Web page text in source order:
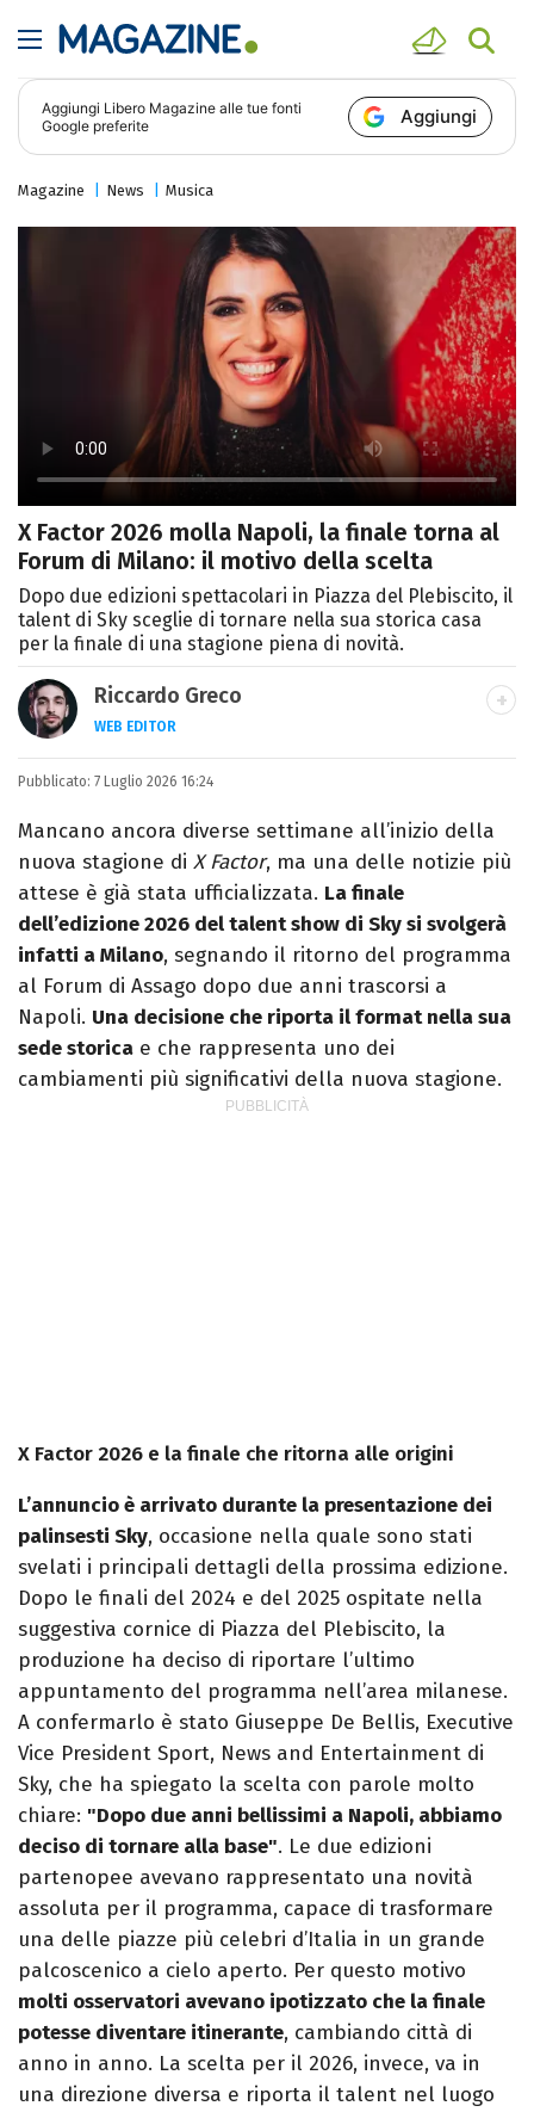
Aggiungi Libero Magazine alle tue fonti
Google preferite
Aggiungi
Magazine News Musica
X Factor 2026 molla Napoli, la finale torna al
Forum di Milano: il motivo della scelta
Dopo due edizioni spettacolari in Piazza del Plebiscito, il
talent di Sky sceglie di tornare nella sua storica casa
per la finale di una stagione piena di novità.
Riccardo Greco
WEB EDITOR
LINKEDIN
Si avvicina all'editoria studiando all'IED
come Fashion Editor. Si specializza poi in
Comunicazione digitale, Giornalismo e
Nuovi media presso La Sapienza,
collaborando con alcune testate ed uffici
stampa.
Pubblicato: 7 Luglio 2026 16:24
Mancano ancora diverse settimane all’inizio della
nuova stagione di X Factor, ma una delle notizie più
attese è già stata ufficializzata. La finale
dell’edizione 2026 del talent show di Sky si svolgerà
infatti a Milano, segnando il ritorno del programma
al Forum di Assago dopo due anni trascorsi a
Napoli. Una decisione che riporta il format nella sua
sede storica e che rappresenta uno dei
cambiamenti più significativi della nuova stagione.
X Factor 2026 e la finale che ritorna alle origini
L’annuncio è arrivato durante la presentazione dei
palinsesti Sky, occasione nella quale sono stati
svelati i principali dettagli della prossima edizione.
Dopo le finali del 2024 e del 2025 ospitate nella
suggestiva cornice di Piazza del Plebiscito, la
produzione ha deciso di riportare l’ultimo
appuntamento del programma nell’area milanese.
A confermarlo è stato Giuseppe De Bellis, Executive
Vice President Sport, News and Entertainment di
Sky, che ha spiegato la scelta con parole molto
chiare: "Dopo due anni bellissimi a Napoli, abbiamo
deciso di tornare alla base". Le due edizioni
partenopee avevano rappresentato una novità
assoluta per il programma, capace di trasformare
una delle piazze più celebri d’Italia in un grande
palcoscenico a cielo aperto. Per questo motivo
molti osservatori avevano ipotizzato che la finale
potesse diventare itinerante, cambiando città di
anno in anno. La scelta per il 2026, invece, va in
una direzione diversa e riporta il talent nel luogo